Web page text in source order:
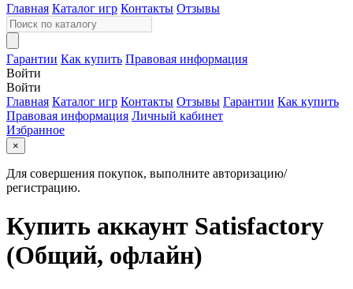
Главная Каталог игр Контакты Отзывы
Гарантии Как купить Правовая информация
Войти
Войти
Главная Каталог игр Контакты Отзывы Гарантии Как купить
Правовая информация Личный кабинет
Избранное
×
Для совершения покупок, выполните авторизацию/
регистрацию.
Купить аккаунт Satisfactory
(Общий, офлайн)